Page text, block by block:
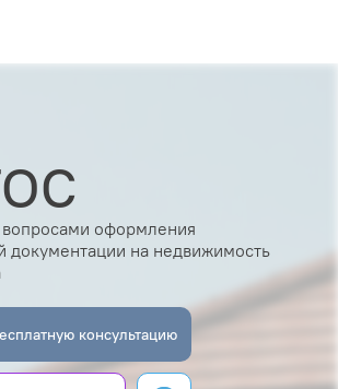
вопросами оформления
документации на недвижимость
консультацию